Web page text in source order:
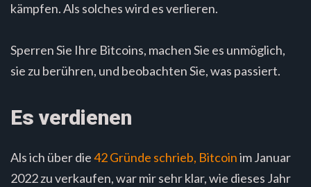
kämpfen. Als solches wird es verlieren.
Sperren Sie Ihre Bitcoins, machen Sie es unmöglich,
sie zu berühren, und beobachten Sie, was passiert.
Es verdienen
Als ich über die42 Gründe schrieb, Bitcoinim Januar
2022 zu verkaufen, war mir sehr klar, wie dieses Jahr